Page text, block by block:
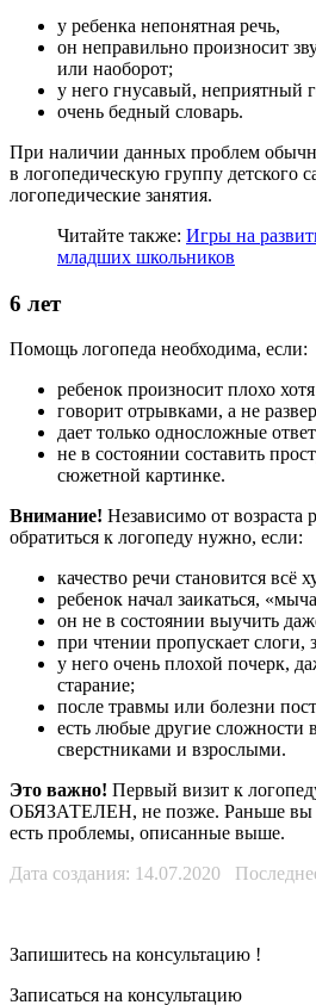
у ребенка непонятная речь,
он неправильно произносит
или наоборот;
у него гнусавый, неприятный
очень бедный словарь.
При наличии данных проблем
в логопедическую группу детского
логопедические занятия.
Читайте также: Игры на
младших школьников
6 лет
Помощь логопеда необходима, если:
ребенок произносит плохо
говорит отрывками, а не
дает только односложные
не в состоянии составить
сюжетной картинке.
Внимание! Независимо от возраста
обратиться к логопеду нужно, если:
качество речи становится всё
ребенок начал заикаться,
он не в состоянии выучить
при чтении пропускает слоги,
у него очень плохой почерк,
старание;
после травмы или болезни
есть любые другие сложности
сверстниками и взрослыми.
Это важно! Первый визит к
ОБЯЗАТЕЛЕН, не позже. Раньше вы
есть проблемы, описанные выше.
Дата создания: 14.07.2020
Запишитесь на консультацию !
Записаться на консультацию